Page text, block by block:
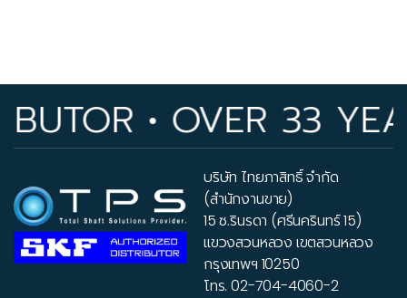
• OVER 33
บริษัท ไทยภาสิทธิ์ จำกัด
(สำนักงานขาย)
15 ซ.รินรดา (ศรีนครินทร์ 15)
แขวงสวนหลวง เขตสวนหลวง
กรุงเทพฯ 10250
โทร.02-704-4060-2